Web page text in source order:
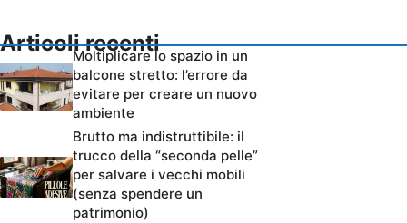
Articoli recenti
Moltiplicare lo spazio in un
balcone stretto: l’errore da
evitare per creare un nuovo
ambiente
Brutto ma indistruttibile: il
trucco della “seconda pelle”
per salvare i vecchi mobili
(senza spendere un
patrimonio)